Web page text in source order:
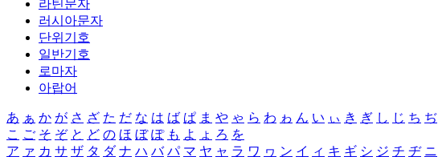
라틴문자
러시아문자
단위기호
일반기호
로마자
아랍어
あ ぁ か が さ ざ た だ な は ば ぱ ま や ゃ ら わ ゎ ん い ぃ き ぎ し じ ち ぢ
こ ご そ ぞ と ど の ほ ぼ ぽ も よ ょ ろ を
ア ァ カ サ ザ タ ダ ナ ハ バ パ マ ヤ ャ ラ ワ ヮ ン イ ィ キ ギ シ ジ チ ヂ ニ